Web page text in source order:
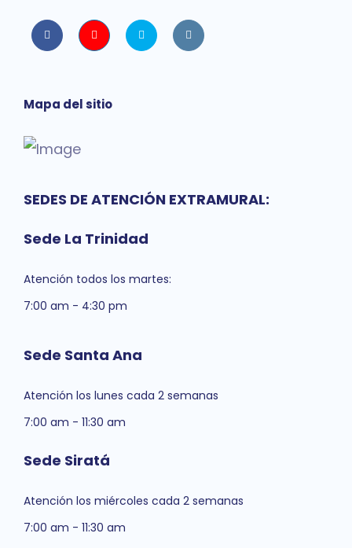
Facebook Youtube twitter instagram
Mapa del sitio
SEDES DE ATENCIÓN EXTRAMURAL:
Sede La Trinidad
Atención todos los martes:
7:00 am - 4:30 pm
Sede Santa Ana
Atención los lunes cada 2 semanas
7:00 am - 11:30 am
Sede Siratá
Atención los miércoles cada 2 semanas
7:00 am - 11:30 am